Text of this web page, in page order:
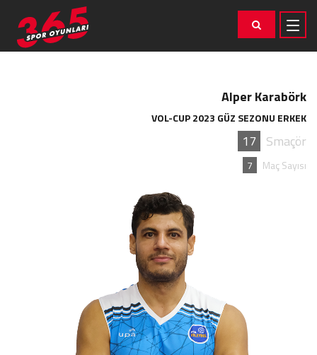
Alper Karabörk
VOL-CUP 2023 GÜZ SEZONU ERKEK
17 Smaçör
7 Maç Sayısı